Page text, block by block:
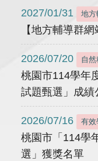
2027/01/31 地方
【地方輔導群網
2026/07/20 自然
桃園市114學年
試題甄選」成績
2026/07/16 有效
桃園市「114學
選」獲獎名單